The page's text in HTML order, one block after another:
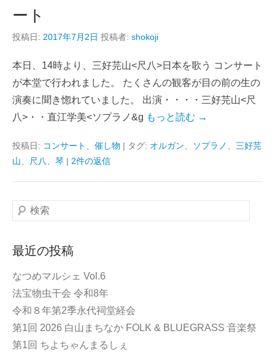
ート
投稿日: 2017年7月2日 投稿者: shokoji
本日、14時より、三好芫山<尺八>日本を歌う コンサート
が本堂で行われました。 たくさんの観客が目の前の生の
演奏に聞き惚れていました。 出演・・・・三好芫山<尺
八>・・直江学美<ソプラノ&g もっと読む →
投稿日: コンサート 催し物 | タグ: オルガン ソプラノ
三好芫
山
尺八 琴 | 2件の返信
検
最近の投稿
なつめマルシェ Vol.6
法宝物虫干会 令和8年
令和８年第2季永代祠堂経会
第1回 2026 白山まちなか FOLK & BLUEGRASS 音楽祭
第1回 ちよちゃんまるしぇ